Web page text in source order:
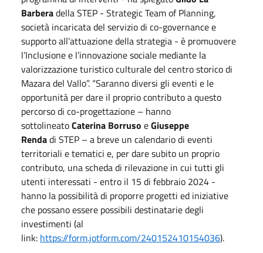
Barberadella STEP - Strategic Team of Planning,
società incaricata del servizio di co-governance e
supporto all’attuazione della strategia - è promuovere
l’Inclusione e l’innovazione sociale mediante la
valorizzazione turistico culturale del centro storico di
Mazara del Vallo”. “Saranno diversi gli eventi e le
opportunità per dare il proprio contributo a questo
percorso di co-progettazione – hanno
sottolineatoCaterina Borruso eGiuseppe
Rendadi STEP – a breve un calendario di eventi
territoriali e tematici e, per dare subito un proprio
contributo, una scheda di rilevazione in cui tutti gli
utenti interessati - entro il 15 di febbraio 2024 -
hanno la possibilità di proporre progetti ed iniziative
che possano essere possibili destinatarie degli
investimenti (al
link: https://form.jotform.com/240152410154036).